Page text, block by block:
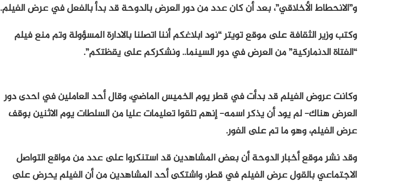
و”الانحطاط الأخلاقي”، بعد أن كان عدد من دور العرض بالدوحة قد بدأ بالفعل في عرض الفيلم.
وكتب وزير الثقافة على موقع تويتر “نود ابلاغكم أننا اتصلنا بالادارة المسؤولة وتم منع فيلم
“الفتاة الدنماركية” من العرض في دور السينما.. ونشكركم على يقظتكم”.
وكانت عروض الفيلم قد بدأت في قطر يوم الخميس الماضي، وقال أحد العاملين في احدى دور
العرض هناك- لم يود أن يذكر اسمه- إنهم تلقوا تعليمات عليا من السلطات يوم الاثنين بوقف
عرض الفيلم، وهو ما تم على الفور.
وقد نشر موقع أخبار الدوحة أن بعض المشاهدين قد استنكروا على عدد من مواقع التواصل
الاجتماعي بالقول عرض الفيلم في قطر، واشتكى أحد المشاهدين من أن الفيلم يحرض على